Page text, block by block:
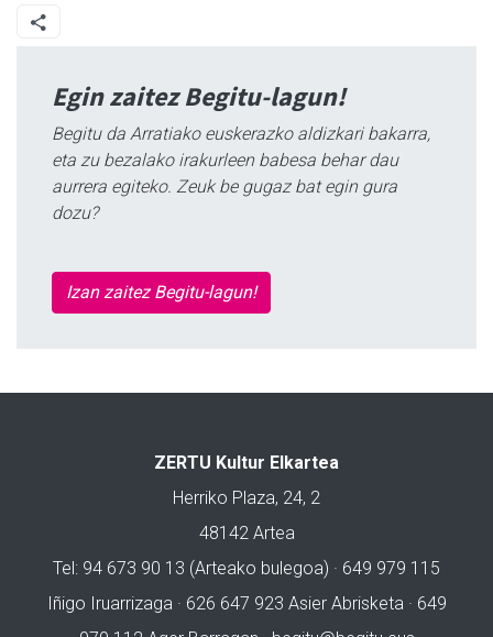
Egin zaitez Begitu-lagun!
Begitu da Arratiako euskerazko aldizkari bakarra,
eta zu bezalako irakurleen babesa behar dau
aurrera egiteko. Zeuk be gugaz bat egin gura
dozu?
Izan zaitez Begitu-lagun!
ZERTU Kultur Elkartea
Herriko Plaza, 24, 2
48142 Artea
Tel: 94 673 90 13 (Arteako bulegoa) · 649 979 115
Iñigo Iruarrizaga · 626 647 923 Asier Abrisketa · 649